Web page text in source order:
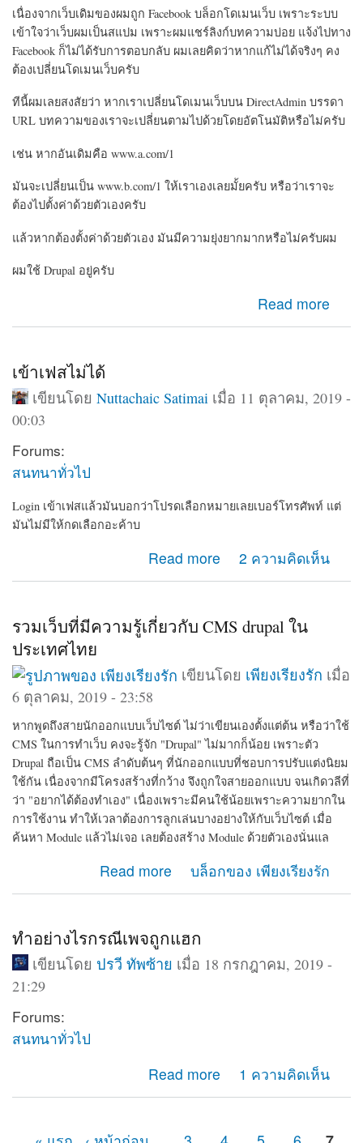
เนื่องจากเว็บเดิมของผมถูก Facebook บล็อกโดเมนเว็บ เพราะระบบ
เข้าใจว่าเว็บผมเป็นสแปม เพราะผมแชร์ลิงก์บทความบ่อย แจ้งไปทาง
Facebook ก็ไม่ได้รับการตอบกลับ ผมเลยคิดว่าหากแก้ไม่ได้จริงๆ คง
ต้องเปลี่ยนโดเมนเว็บครับ
ทีนี้ผมเลยสงสัยว่า หากเราเปลี่ยนโดเมนเว็บบน DirectAdmin บรรดา
URL บทความของเราจะเปลี่ยนตามไปด้วยโดยอัตโนมัติหรือไม่ครับ
เช่น หากอันเดิมคือ www.a.com/1
มันจะเปลี่ยนเป็น www.b.com/1 ให้เราเองเลยมั้ยครับ หรือว่าเราจะ
ต้องไปตั้งค่าด้วยตัวเองครับ
แล้วหากต้องตั้งค่าด้วยตัวเอง มันมีความยุ่งยากมากหรือไม่ครับผม
ผมใช้ Drupal อยู่ครับ
Read more
about ขออนุญาตสอบถามเรื่องการเปลี่ยนโดเมนเว็บใน
CMS Drupal ครับ
เข้าเฟสไม่ได้
เขียนโดย Nuttachaic Satimai เมื่อ 11 ตุลาคม, 2019 -
00:03
Forums:
สนทนาทั่วไป
Login เข้าเฟสแล้วมันบอกว่าโปรดเลือกหมายเลยเบอร์โทรศัพท์ แต่
มันไม่มีให้กดเลือกอะค้าบ
Read more 2 ความคิดเห็น
รวมเว็บที่มีความรู้เกี่ยวกับ CMS drupal ใน
ประเทศไทย
เขียนโดย เพียงเรียงรัก เมื่อ
6 ตุลาคม, 2019 - 23:58
หากพูดถึงสายนักออกแบบเว็บไซต์ ไม่ว่าเขียนเองตั้งแต่ต้น หรือว่าใช้
CMS ในการทำเว็บ คงจะรู้จัก "Drupal" ไม่มากก็น้อย เพราะตัว
Drupal ถือเป็น CMS ลำดับต้นๆ ที่นักออกแบบที่ชอบการปรับแต่งนิยม
ใช้กัน เนื่องจากมีโครงสร้างที่กว้าง จึงถูกใจสายออกแบบ จนเกิดวลีที่
ว่า "อยากได้ต้องทำเอง" เนื่องเพราะมีคนใช้น้อยเพราะความยากใน
การใช้งาน ทำให้เวลาต้องการลูกเล่นบางอย่างให้กับเว็บไซต์ เมื่อ
ค้นหา Module แล้วไม่เจอ เลยต้องสร้าง Module ด้วยตัวเองนั่นแล
Read more
about รวมเว็บที่มีความรู้เกี่ยวกับ CMS drupal ใน
ประเทศไทย
บล็อกของ เพียงเรียงรัก
ทำอย่างไรกรณีเพจถูกแฮก
เขียนโดย ปรวี ทัพซ้าย เมื่อ 18 กรกฎาคม, 2019 -
21:29
Forums:
สนทนาทั่วไป
Read more
about ทำอย่างไรกรณีเพจถูกแฮก 1 ความคิดเห็น